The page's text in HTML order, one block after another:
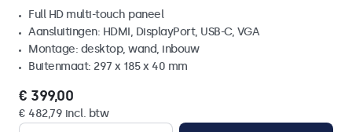
Full HD multi-touch paneel
Aansluitingen: HDMI, DisplayPort, USB-C, VGA
Montage: desktop, wand, inbouw
Buitenmaat: 297 x 185 x 40 mm
€ 399,00
€ 482,79 incl. btw